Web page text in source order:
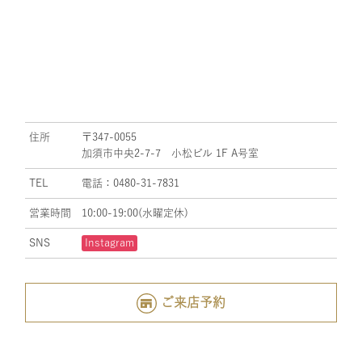
住所
〒347-0055
加須市中央2-7-7 小松ビル 1F A号室
TEL 電話：0480-31-7831
営業時間 10:00-19:00(水曜定休)
SNS Instagram
ご来店予約